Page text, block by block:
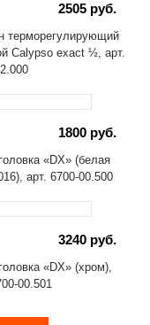
2505 руб.
терморегулирующий
Calypso exact ½, арт.
1800 руб.
«DX» (белая
арт. 6700-00.500
3240 руб.
«DX» (хром),
00.501